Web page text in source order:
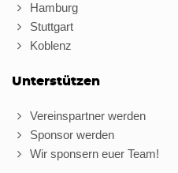
Hamburg
Stuttgart
Koblenz
Unterstützen
Vereinspartner werden
Sponsor werden
Wir sponsern euer Team!